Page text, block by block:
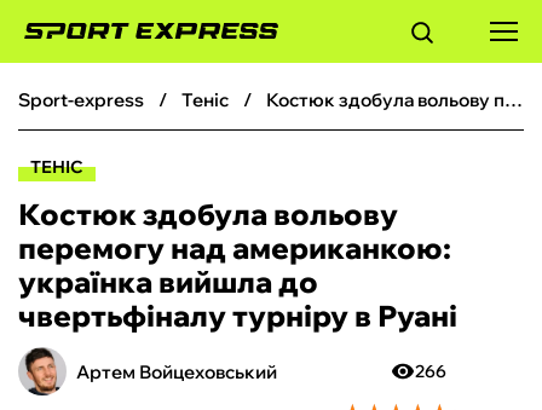
ФУТБОЛ
БОКС
ХОКЕЙ
ТЕНІС
sport-express теніс Костюк здобула вольову перемогу над американкою: українка вийшла до чвертьфіналу турніру в Руані
ТЕНІС
Костюк здобула вольову
перемогу над американкою:
українка вийшла до
чвертьфіналу турніру в Руані
Артем Войцеховський 266